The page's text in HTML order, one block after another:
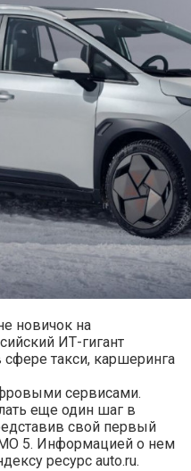
новичок на
ИТ-гигант
такси, каршеринга
сервисами.
еще один шаг в
свой первый
5. Информацией о нем
ресурс auto.ru.